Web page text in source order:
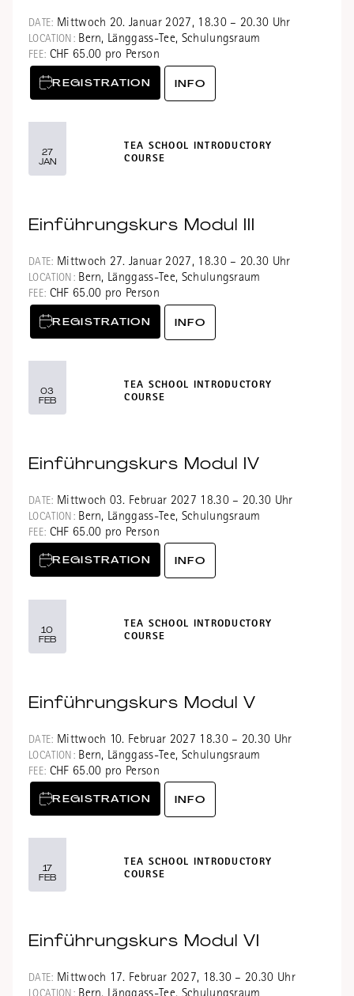
DATE: Mittwoch 20. Januar 2027, 18.30 – 20.30 Uhr
LOCATION:Bern, Länggass-Tee, Schulungsraum
FEE: CHF 65.00 pro Person
REGISTRATION INFO
27
JAN
TEA SCHOOL INTRODUCTORY
COURSE
Einführungskurs Modul III
DATE: Mittwoch 27. Januar 2027, 18.30 – 20.30 Uhr
LOCATION:Bern, Länggass-Tee, Schulungsraum
FEE: CHF 65.00 pro Person
REGISTRATION INFO
03
FEB
TEA SCHOOL INTRODUCTORY
COURSE
Einführungskurs Modul IV
DATE: Mittwoch 03. Februar 2027 18.30 – 20.30 Uhr
LOCATION:Bern, Länggass-Tee, Schulungsraum
FEE: CHF 65.00 pro Person
REGISTRATION INFO
10
FEB
TEA SCHOOL INTRODUCTORY
COURSE
Einführungskurs Modul V
DATE: Mittwoch 10. Februar 2027 18.30 – 20.30 Uhr
LOCATION:Bern, Länggass-Tee, Schulungsraum
FEE: CHF 65.00 pro Person
REGISTRATION INFO
17
FEB
TEA SCHOOL INTRODUCTORY
COURSE
Einführungskurs Modul VI
DATE: Mittwoch 17. Februar 2027, 18.30 – 20.30 Uhr